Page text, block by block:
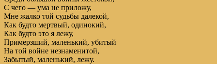
С чего — ума не приложу,
Мне жалко той судьбы далекой,
Как будто мертвый, одинокий,
Как будто это я лежу,
Примерзший, маленький, убитый
На той войне незнаменитой,
Забытый, маленький, лежу.